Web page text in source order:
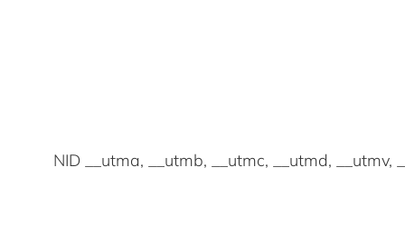
NID __utma, __utmb, __utmc, __utmd, __utmv,